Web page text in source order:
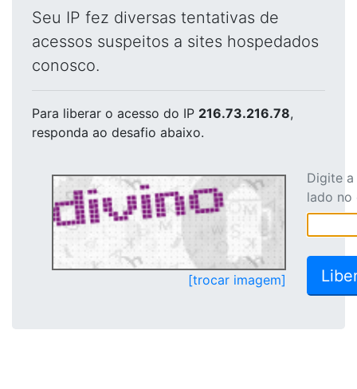
Seu IP fez diversas tentativas de
acessos suspeitos a sites hospedados
conosco.
Para liberar o acesso do IP 216.73.216.78,
responda ao desafio abaixo.
[trocar imagem]
Digite
lado no